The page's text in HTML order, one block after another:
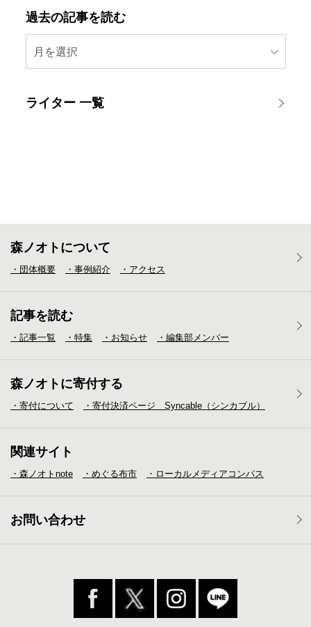
過去の記事を読む
月を選択
ライター 一覧
森ノオトについて
・団体概要 ・事例紹介 ・アクセス
記事を読む
・記事一覧 ・特集 ・お知らせ ・編集部メンバー
森ノオトに寄付する
・寄付について ・寄付決済ページ Syncable（シンカブル）
関連サイト
・森ノオトnote ・めぐる布市 ・ローカルメディア コンパス
お問い合わせ